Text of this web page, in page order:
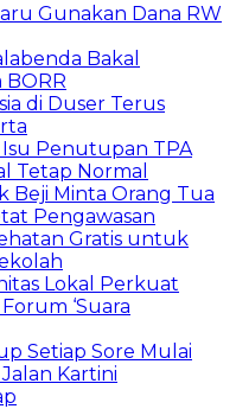
Gunakan Dana RW
Bakal
di Duser Terus
Isu Penutupan TPA
Tetap Normal
Beji Minta Orang Tua
Pengawasan
Gratis untuk
Lokal Perkuat
‘Suara
Setiap Sore Mulai
Kartini